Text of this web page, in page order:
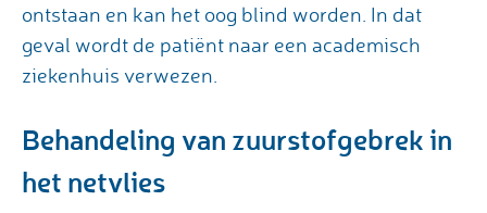
ontstaan en kan het oog blind worden. In dat
geval wordt de patiënt naar een academisch
ziekenhuis verwezen.
Behandeling van zuurstofgebrek in
het netvlies